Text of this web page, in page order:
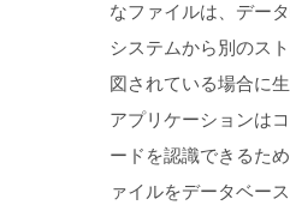
なファイルは、デー
システムから別のス
図されている場合に
アプリケーションは
ードを認識できるた
ァイルをデータベー